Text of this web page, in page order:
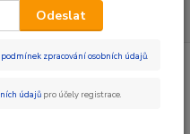
Celoodpružená elektrokola
Odeslat
podmínek zpracování osobních údajů.
údajů pro účely registrace.